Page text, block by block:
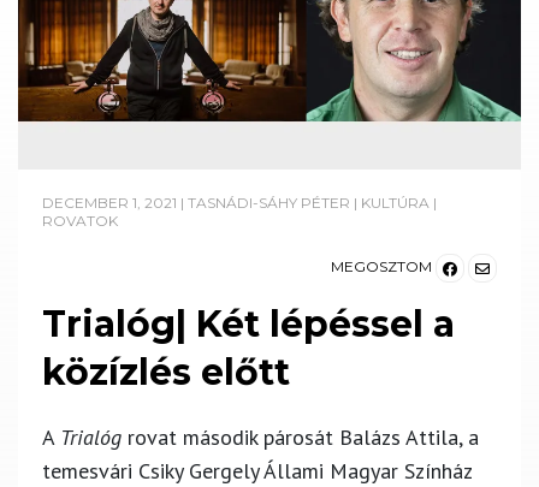
DECEMBER 1, 2021 | TASNÁDI-SÁHY PÉTER | KULTÚRA |
ROVATOK
MEGOSZTOM
Trialóg| Két lépéssel a
közízlés előtt
A Trialóg rovat második párosát Balázs Attila, a
temesvári Csiky Gergely Állami Magyar Színház